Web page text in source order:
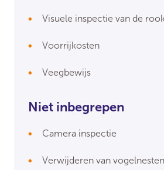
Visuele inspectie van de
Voorrijkosten
Veegbewijs
Niet inbegrepen
Camera inspectie
Verwijderen van vogelnesten